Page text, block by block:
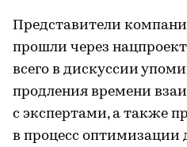
Представители
прошли через
всего в дискуссии
продления времени
с экспертами, а также
в процесс оптимизации